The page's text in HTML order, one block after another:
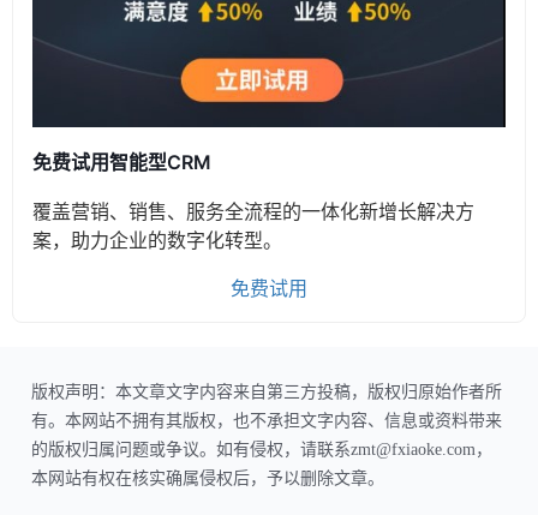
免费试用智能型CRM
覆盖营销、销售、服务全流程的一体化新增长解决方
案，助力企业的数字化转型。
免费试用
版权声明：本文章文字内容来自第三方投稿，版权归原始作者所
有。本网站不拥有其版权，也不承担文字内容、信息或资料带来
的版权归属问题或争议。如有侵权，请联系zmt@fxiaoke.com，
本网站有权在核实确属侵权后，予以删除文章。